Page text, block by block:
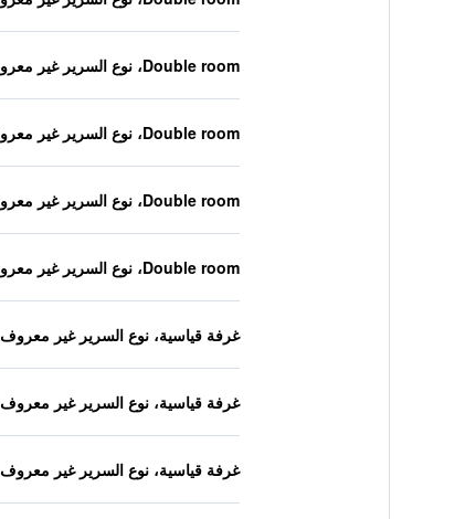
Double room، نوع السرير غير معروف
Double room، نوع السرير غير معروف
Double room، نوع السرير غير معروف
Double room، نوع السرير غير معروف
غرفة قياسية، نوع السرير غير معروف
غرفة قياسية، نوع السرير غير معروف
غرفة قياسية، نوع السرير غير معروف